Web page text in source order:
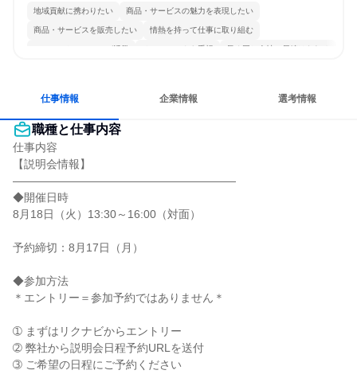
地域貢献に携わりたい 商品・サービスの魅力を表現したい
商品・サービスを販売したい 情熱を持って仕事に取り組む
コミュニケーションが活発 チームワークを重視 長く同じ会社に居続けられる
仕事情報 企業情報 選考情報
職種と仕事内容
仕事内容
【説明会情報】
――――――――――――――――――――
◆開催日時
8月18日（火）13:30～16:00（対面）
予約締切：8月17日（月）
◆参加方法
＊エントリー＝参加予約ではありません＊
➀ まずはリクナビからエントリー
➁ 弊社から説明会日程予約URLを送付
➂ ご希望の日程にご予約ください